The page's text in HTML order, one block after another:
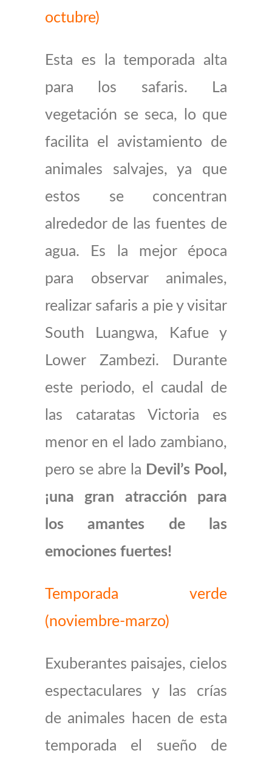
octubre)
Esta es la temporada alta
para los safaris. La
vegetación se seca, lo que
facilita el avistamiento de
animales salvajes, ya que
estos se concentran
alrededor de las fuentes de
agua. Es la mejor época
para observar animales,
realizar safaris a pie y visitar
South Luangwa, Kafue y
Lower Zambezi. Durante
este periodo, el caudal de
las cataratas Victoria es
menor en el lado zambiano,
pero se abre la Devil’s Pool,
¡una gran atracción para
los amantes de las
emociones fuertes!
Temporada verde
(noviembre-marzo)
Exuberantes paisajes, cielos
espectaculares y las crías
de animales hacen de esta
temporada el sueño de